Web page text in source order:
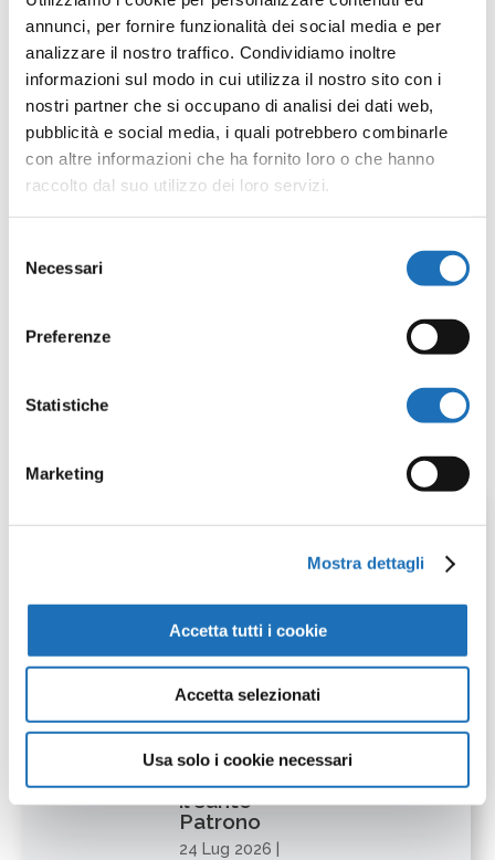
annunci, per fornire funzionalità dei social media e per
analizzare il nostro traffico. Condividiamo inoltre
informazioni sul modo in cui utilizza il nostro sito con i
nostri partner che si occupano di analisi dei dati web,
pubblicità e social media, i quali potrebbero combinarle
con altre informazioni che ha fornito loro o che hanno
raccolto dal suo utilizzo dei loro servizi.
delNecessari
Preferenze
Statistiche
Marketing
Mostra dettagli
Accetta tutti i cookie
Accetta selezionati
Usa solo i cookie necessari
Anche quest’anno la biblioteca ha aggiunto
sito disponibili per il downloadlebibliografie
scolastiche 2026realizzate per gli alunni
delle classi di
scuola primaria
scuola
secondaria di primo grado. Ogni lista è
collegata alla rispettivaListaRetesul
catalogo online Scoprirete con un QRcode,
per rendere più agevole la ricerca dei libri
disponibili.
Non ci resta che augurarvi tante splendide
Leggi
anche:
Chiusura per
il santo
Patrono
24 Lug 2026 |